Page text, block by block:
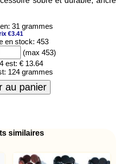
31 grammes
€3.41
en stock: 453
(max 453)
est: € 13.64
124 grammes
au panier
similaires